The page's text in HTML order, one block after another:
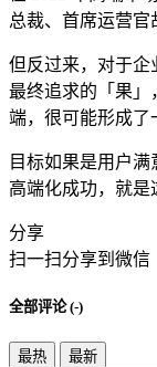
总裁、首席运营官
但反过来，对于企
最终追求的「果」
端，很可能形成了
目标如果是用户
高端化成功，就是
分享
扫一扫分享到微信
全部评论 (-)
最热 最新